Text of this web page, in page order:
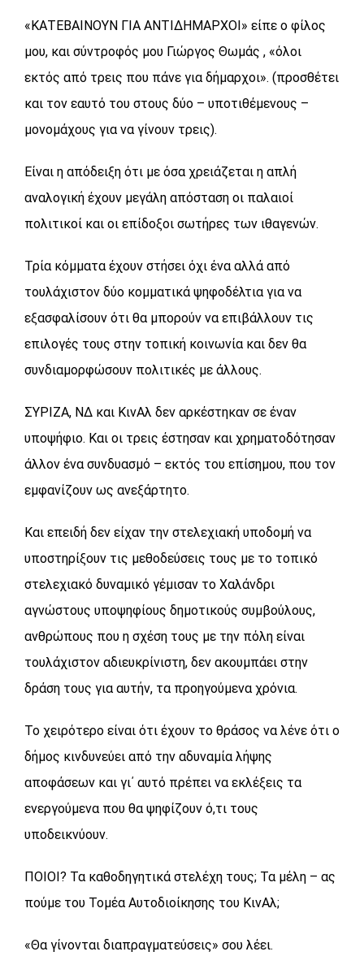
«ΚΑΤΕΒΑΙΝΟΥΝ ΓΙΑ ΑΝΤΙΔΗΜΑΡΧΟΙ» είπε ο φίλος
μου, και σύντροφός μου Γιώργος Θωμάς , «όλοι
εκτός από τρεις που πάνε για δήμαρχοι». (προσθέτει
και τον εαυτό του στους δύο – υποτιθέμενους –
μονομάχους για να γίνουν τρεις).
Είναι η απόδειξη ότι με όσα χρειάζεται η απλή
αναλογική έχουν μεγάλη απόσταση οι παλαιοί
πολιτικοί και οι επίδοξοι σωτήρες των ιθαγενών.
Τρία κόμματα έχουν στήσει όχι ένα αλλά από
τουλάχιστον δύο κομματικά ψηφοδέλτια για να
εξασφαλίσουν ότι θα μπορούν να επιβάλλουν τις
επιλογές τους στην τοπική κοινωνία και δεν θα
συνδιαμορφώσουν πολιτικές με άλλους.
ΣΥΡΙΖΑ, ΝΔ και ΚινΑλ δεν αρκέστηκαν σε έναν
υποψήφιο. Και οι τρεις έστησαν και χρηματοδότησαν
άλλον ένα συνδυασμό – εκτός του επίσημου, που τον
εμφανίζουν ως ανεξάρτητο.
Και επειδή δεν είχαν την στελεχιακή υποδομή να
υποστηρίξουν τις μεθοδεύσεις τους με το τοπικό
στελεχιακό δυναμικό γέμισαν το Χαλάνδρι
αγνώστους υποψηφίους δημοτικούς συμβούλους,
ανθρώπους που η σχέση τους με την πόλη είναι
τουλάχιστον αδιευκρίνιστη, δεν ακουμπάει στην
δράση τους για αυτήν, τα προηγούμενα χρόνια.
Το χειρότερο είναι ότι έχουν το θράσος να λένε ότι ο
δήμος κινδυνεύει από την αδυναμία λήψης
αποφάσεων και γι΄ αυτό πρέπει να εκλέξεις τα
ενεργούμενα που θα ψηφίζουν ό,τι τους
υποδεικνύουν.
ΠΟΙΟΙ? Τα καθοδηγητικά στελέχη τους; Τα μέλη – ας
πούμε του Τομέα Αυτοδιοίκησης του ΚινΑλ;
«Θα γίνονται διαπραγματεύσεις» σου λέει.